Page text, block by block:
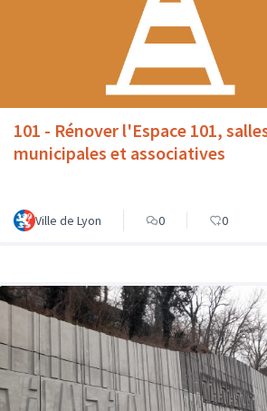
101 - Rénover l'Espace 101,
municipales et associatives
Ville de Lyon 0 0